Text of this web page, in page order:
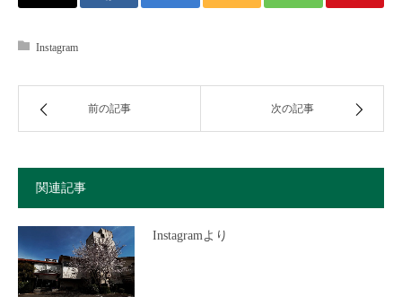
Instagram
前の記事 次の記事
関連記事
Instagramより